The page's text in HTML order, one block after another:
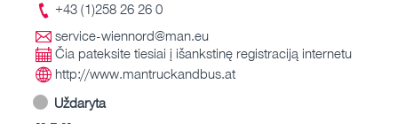
+43 (1)258 26 26 0
service-wiennord@man.eu
Čia pateksite tiesiai į išankstinę registraciją internetu
http://www.mantruckandbus.at
Uždaryta
-- – --